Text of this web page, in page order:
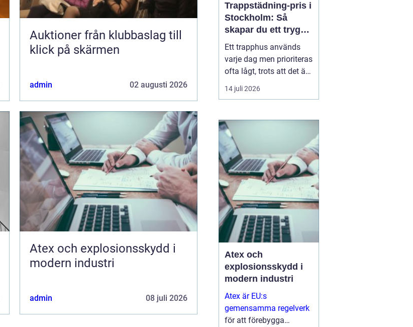
Auktioner från klubbaslag till
klick på skärmen
admin 02 augusti 2026
Atex och explosionsskydd i
modern industri
admin 08 juli 2026
Trappstädning-pris i
Stockholm: Så
skapar du ett tryggt
och trivsamt
trapphus
Ett trapphus används
varje dag men prioriteras
ofta lågt, trots att det är
det första som möter
både boende,
besökare. Genom
professionell
trappstädning i
Stockholm får
fastigheten ...
14 juli 2026
Atex och
explosionsskydd i
modern industri
Atex är EU:s
gemensamma regelverk
för att förebygga